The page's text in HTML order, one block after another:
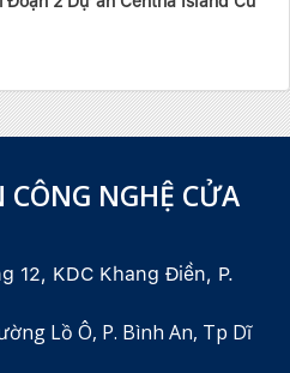
CÔNG NGHỆ CỬA
12, KDC Khang Điền, P.
Ô, P. Bình An, Tp Dĩ